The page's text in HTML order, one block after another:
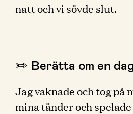
natt och vi sövde slut.
✏️ Berätta om en
Jag vaknade och tog på
mina tänder och